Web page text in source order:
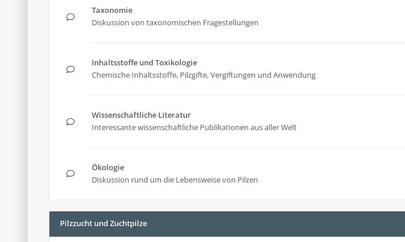
Taxonomie
Diskussion von taxonomischen Fragestellungen
Inhaltsstoffe und Toxikologie
Chemische Inhaltsstoffe, Pilzgifte, Vergiftungen und Anwendung
Wissenschaftliche Literatur
Interessante wissenschaftliche Publikationen aus aller Welt
Ökologie
Diskussion rund um die Lebensweise von Pilzen
Pilzzucht und Zuchtpilze